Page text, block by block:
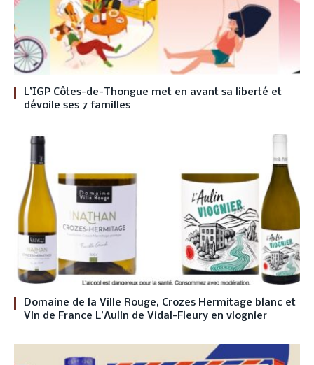
L’IGP Côtes-de-Thongue met en avant sa liberté et
dévoile ses 7 familles
Domaine de la Ville Rouge, Crozes Hermitage blanc et
Vin de France L’Aulin de Vidal-Fleury en viognier